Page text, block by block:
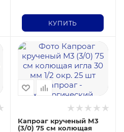
КУПИТЬ
Капроаг крученый М3
(3/0) 75 см колющая